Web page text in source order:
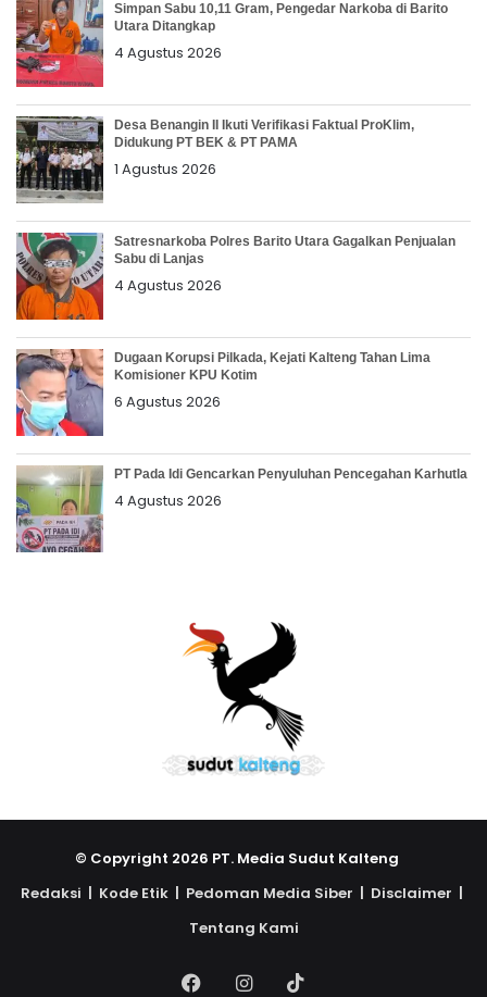
Simpan Sabu 10,11 Gram, Pengedar Narkoba di Barito
Utara Ditangkap
4 Agustus 2026
Desa Benangin II Ikuti Verifikasi Faktual ProKlim,
Didukung PT BEK & PT PAMA
1 Agustus 2026
Satresnarkoba Polres Barito Utara Gagalkan Penjualan
Sabu di Lanjas
4 Agustus 2026
Dugaan Korupsi Pilkada, Kejati Kalteng Tahan Lima
Komisioner KPU Kotim
6 Agustus 2026
PT Pada Idi Gencarkan Penyuluhan Pencegahan Karhutla
4 Agustus 2026
© Copyright 2026 PT. Media Sudut Kalteng
Redaksi | Kode Etik | Pedoman Media Siber | Disclaimer |
Tentang Kami
FacebookInstagram